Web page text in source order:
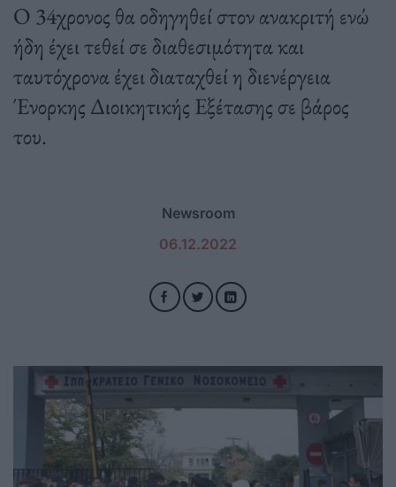
Ο 34χρονος θα οδηγηθεί στον ανακριτή ενώ
ήδη έχει τεθεί σε διαθεσιμότητα και
ταυτόχρονα έχει διαταχθεί η διενέργεια
Ένορκης Διοικητικής Εξέτασης σε βάρος
του.
Newsroom
06.12.2022